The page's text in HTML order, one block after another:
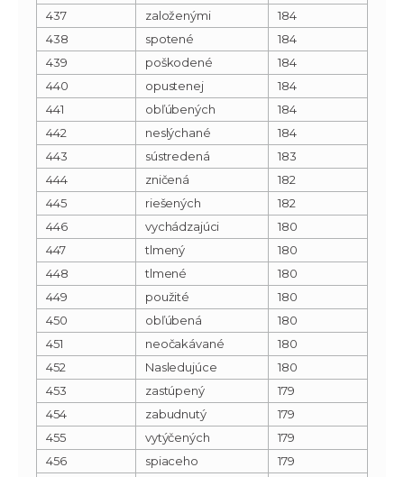
437 založenými
184
438
spotené
184
439
poškodené
184
440
opustenej
184
441
obľúbených
184
442
neslýchané
184
443
sústredená
183
444
zničená
182
445
riešených
182
446
vychádzajúci
180
447
tlmený
180
448
tlmené
180
449
použité
180
450
obľúbená
180
451
neočakávané
180
452
Nasledujúce
180
453
zastúpený
179
454
zabudnutý
179
455
vytýčených
179
456
spiaceho
179